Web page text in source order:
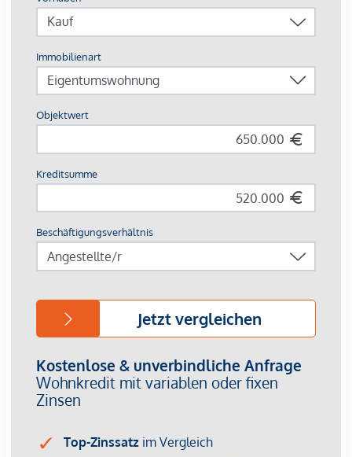
Europas erstes Stadtquartier in Holzbauweise
CO²-neutrale Energieversorgung durch Geothermie &
253 Wohnungen von 34 – 108 m²
Jede Einheit mit Außenfläche
Perfekte Innenstadtlage mit Natur, Kultur und Kulinarik
Beim Kauf einer 3- oder 4-Zimmerwohnung kann ein Kfz-
Stellplatz in der hauseigenen Tiefgarage um € 44.000,-
erworben werden.
Provisionsfrei für den Käufer!
Wir weisen darauf hin, dass zwischen dem Vermittler und
dem zu vermittelnden Dritten ein familiäres oder
wirtschaftliches Naheverhältnis besteht.
Der Vermittler ist als Doppelmakler tätig.
Infrastruktur / Entfernungen